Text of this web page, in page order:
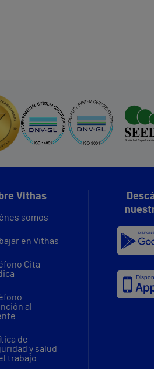
Vithas
somos
en Vithas
Cita
al
de
y salud
trabajo